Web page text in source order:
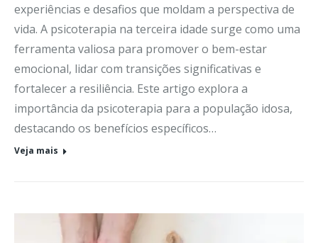
experiências e desafios que moldam a perspectiva de
vida. A psicoterapia na terceira idade surge como uma
ferramenta valiosa para promover o bem-estar
emocional, lidar com transições significativas e
fortalecer a resiliência. Este artigo explora a
importância da psicoterapia para a população idosa,
destacando os benefícios específicos…
Veja mais